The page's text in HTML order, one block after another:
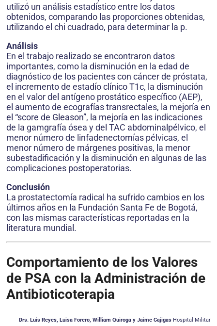
utilizó un análisis estadístico entre los datos
obtenidos, comparando las proporciones obtenidas,
utilizando el chi cuadrado, para determinar la p.
Análisis
En el trabajo realizado se encontraron datos
importantes, como la disminución en la edad de
diagnóstico de los pacientes con cáncer de próstata,
el incremento de estadío clínico T1c, la disminución
en el valor del antígeno prostático específico (AEP),
el aumento de ecografías transrectales, la mejoría en
el “score de Gleason”, la mejoría en las indicaciones
de la gamgrafía ósea y del TAC abdominalpélvico, el
menor número de linfadenectomías pélvicas, el
menor número de márgenes positivas, la menor
subestadificación y la disminución en algunas de las
complicaciones postoperatorias.
Conclusión
La prostatectomía radical ha sufrido cambios en los
últimos años en la Fundación Santa Fe de Bogotá,
con las mismas características reportadas en la
literatura mundial.
Comportamiento de los Valores
de PSA con la Administración de
Antibioticoterapia
Drs. Luis Reyes, Luisa Forero, William Quiroga y Jaime Cajigas Hospital Militar